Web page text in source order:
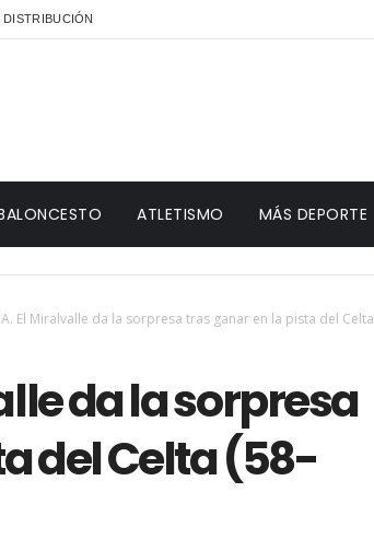
ATLETISMO MÁS DEPORTE
El Miralvalle da la sorpresa tras ganar en la pista del Celta
da la sorpresa
del Celta (58-